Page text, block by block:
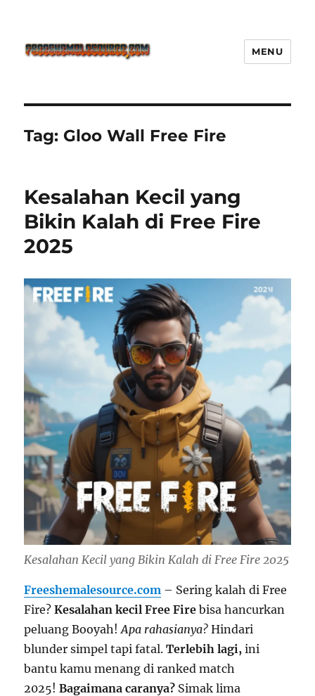
Defense Main Game Ini Pasti
Ketagihan!
MENU
Tag: Gloo Wall Free Fire
Kesalahan Kecil yang
Bikin Kalah di Free Fire
2025
Kesalahan Kecil yang Bikin Kalah di Free Fire 2025
Freeshemalesource.com – Sering kalah di Free
Fire?Kesalahan kecil Free Fire bisa hancurkan
peluang Booyah!Apa rahasianya? Hindari
blunder simpel tapi fatal.Terlebih lagi, ini
bantu kamu menang di ranked match
2025!Bagaimana caranya? Simak lima